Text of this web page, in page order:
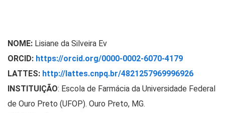
NOME: Lisiane da Silveira Ev
ORCID: https://orcid.org/0000-0002-6070-4179
LATTES: http://lattes.cnpq.br/4821257969996926
INSTITUIÇÃO: Escola de Farmácia da Universidade Federal
de Ouro Preto (UFOP). Ouro Preto, MG.